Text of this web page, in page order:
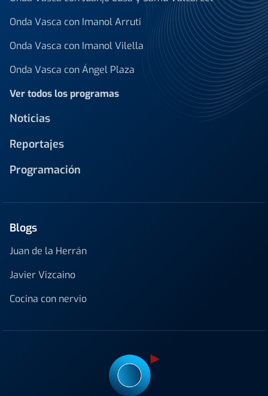
Onda Vasca con Imanol Arruti
Onda Vasca con Imanol Vilella
Onda Vasca con Ángel Plaza
Ver todos los programas
Noticias
Reportajes
Programación
Blogs
Juan de la Herrán
Javier Vizcaino
Cocina con nervio